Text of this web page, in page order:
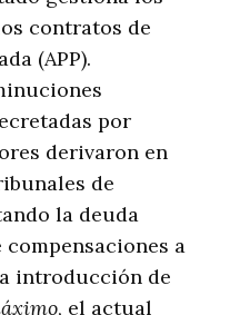
contratos de
(APP).
por
derivaron en
de
la deuda
a
introducción de
, el actual